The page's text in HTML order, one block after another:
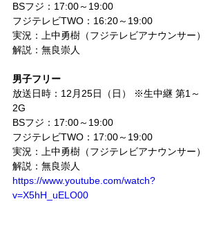
BSフジ：17:00～19:00
フジテレビTWO：16:20～19:00
実況：上中勇樹（フジテレビアナウンサー）
解説：無良崇人
男子フリー
放送日時：12月25日（日） ※生中継 第1～
2G
BSフジ：17:00～19:00
フジテレビTWO：17:00～19:00
実況：上中勇樹（フジテレビアナウンサー）
解説：無良崇人
https://www.youtube.com/watch?
v=X5hH_uELO00